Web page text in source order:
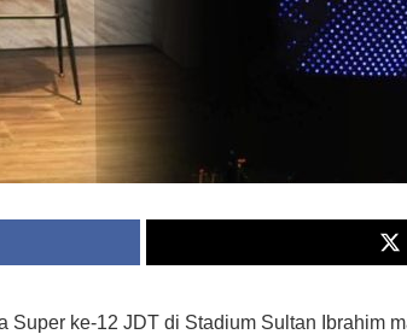
ke-12 JDT di Stadium Sultan Ibrahim